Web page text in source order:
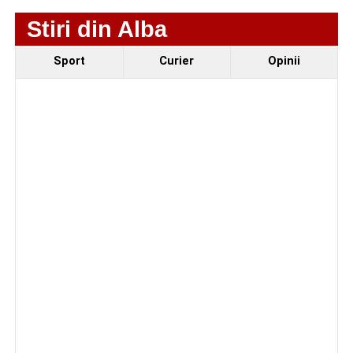
Componenta sportivă a festivalului este reprezentată de
competiția„Cicloaventurier de Sebeș”
Sebeșului la fotbal
rezervată juniorilor și de debutul
oficial al echipeiCSM Sebeșîn fața propriilor suporteri.
Stiri din Alba
Sport Curier Opinii